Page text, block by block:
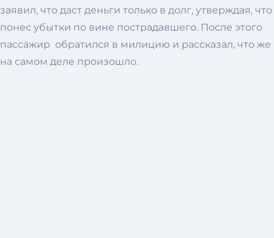
заявил, что даст деньги только в долг, утверждая, что
понес убытки по вине пострадавшего. После этого
пассажир обратился в милицию и рассказал, что же
на самом деле произошло.